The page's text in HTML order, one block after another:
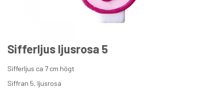
Sifferljus ljusrosa 5
Sifferljus ca 7 cm högt
Siffran 5, ljusrosa